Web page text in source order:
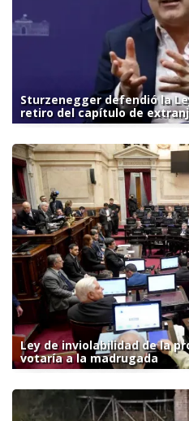
Sturzenegger defendió la
retiro del capítulo de
Ley de inviolabilidad de la
votaría a la madrugada